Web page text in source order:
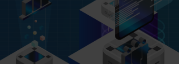
顯影(Developer)
電荷消除裝置
Erase)
濕式蝕刻(Wet Etching)
乾式光阻剝除(Dry
Stripping)
AI人工智慧與智
機器人與應用服務
濕式蝕刻(Wet
光罩蝕刻(Mask